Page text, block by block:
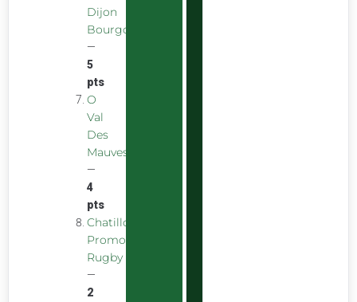
Dijon
Bourgogne
—
5
pts
O
Val
Des
Mauves
—
4
pts
Chatillon
Promotion
Rugby
—
2